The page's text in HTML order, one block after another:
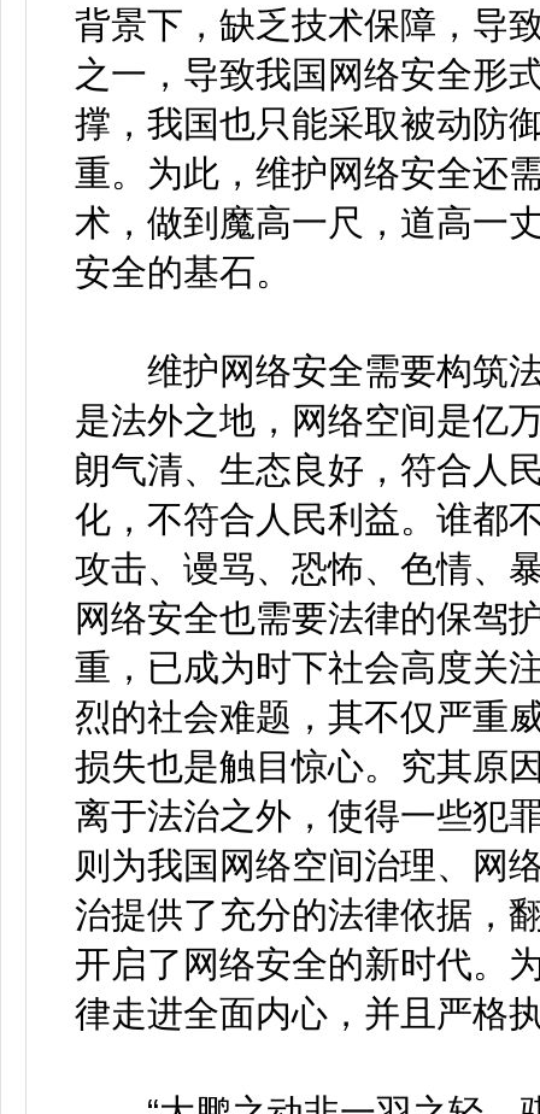
背景下，缺乏技术保障，导
之一，导致我国网络安全形
撑，我国也只能采取被动防
重。为此，维护网络安全还
术，做到魔高一尺，道高一
安全的基石。
维护网络安全需要构筑法
是法外之地，网络空间是亿
朗气清、生态良好，符合人
化，不符合人民利益。谁都
攻击、谩骂、恐怖、色情、
网络安全也需要法律的保驾
重，已成为时下社会高度关
烈的社会难题，其不仅严重
损失也是触目惊心。究其原
离于法治之外，使得一些犯
则为我国网络空间治理、网
治提供了充分的法律依据，
开启了网络安全的新时代。
律走进全面内心，并且严格